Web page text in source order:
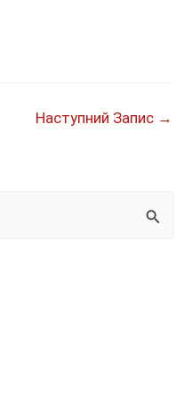
Наступний Запис →